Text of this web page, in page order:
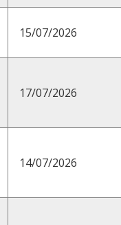
15/07/2026
17/07/2026
14/07/2026